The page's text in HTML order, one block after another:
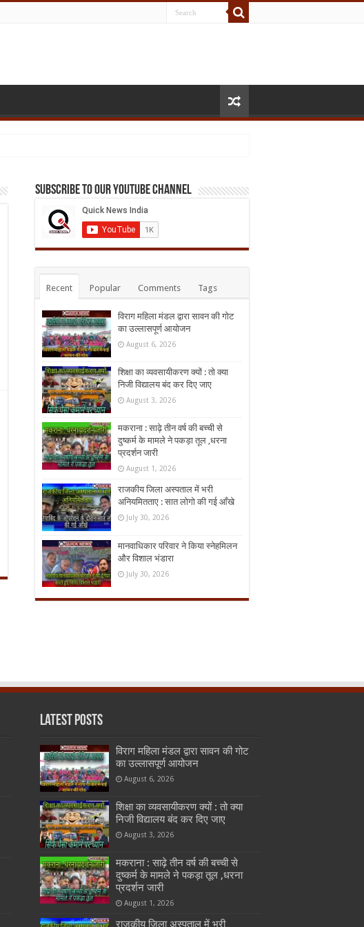
Subscribe to our Youtube Channel
Recent Popular Comments Tags
विराग महिला मंडल द्वारा सावन की गोट
का उल्लासपूर्ण आयोजन
August 6, 2026
शिक्षा का व्यवसायीकरण क्यों : तो क्या
निजी विद्यालय बंद कर दिए जाए
August 3, 2026
मकराना : साढ़े तीन वर्ष की बच्ची से
दुष्कर्म के मामले ने पकड़ा तूल ,धरना
प्रदर्शन जारी
August 1, 2026
राजकीय जिला अस्पताल में भरी
अनियमितताए : सात लोगो की गई आँखे
July 30, 2026
मानवाधिकार परिवार ने किया स्नेहमिलन
और विशाल भंडारा
July 30, 2026
Latest Posts
विराग महिला मंडल द्वारा सावन की गोट
का उल्लासपूर्ण आयोजन
August 6, 2026
शिक्षा का व्यवसायीकरण क्यों : तो क्या
निजी विद्यालय बंद कर दिए जाए
August 3, 2026
मकराना : साढ़े तीन वर्ष की बच्ची से
दुष्कर्म के मामले ने पकड़ा तूल ,धरना
प्रदर्शन जारी
August 1, 2026
राजकीय जिला अस्पताल में भरी